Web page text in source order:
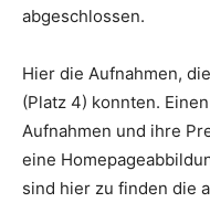
abgeschlossen.
Hier die Aufnahmen,
(Platz 4) konnten.
Aufnahmen und ihre
eine
sind hier zu finden die